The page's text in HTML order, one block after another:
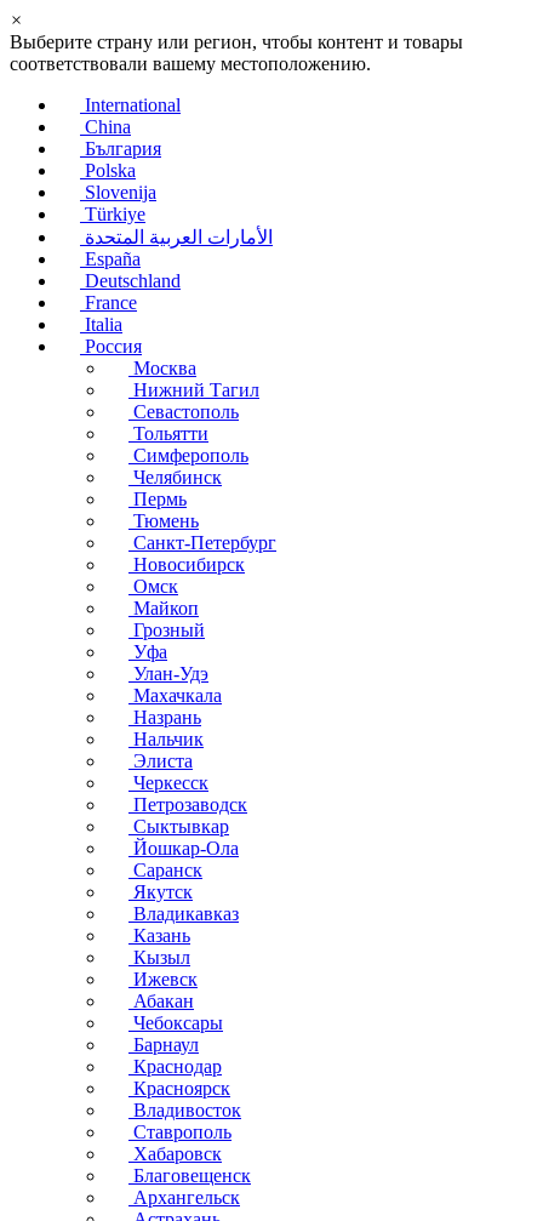
×
Выберите страну или регион, чтобы контент и товары
соответствовали вашему местоположению.
International
China
България
Polska
Slovenija
Türkiye
الأمارات العربية المتحدة
España
Deutschland
France
Italia
Россия
Москва
Нижний Тагил
Севастополь
Тольятти
Симферополь
Челябинск
Пермь
Тюмень
Санкт-Петербург
Новосибирск
Омск
Майкоп
Грозный
Уфа
Улан-Удэ
Махачкала
Назрань
Нальчик
Элиста
Черкесск
Петрозаводск
Сыктывкар
Йошкар-Ола
Саранск
Якутск
Владикавказ
Казань
Кызыл
Ижевск
Абакан
Чебоксары
Барнаул
Краснодар
Красноярск
Владивосток
Ставрополь
Хабаровск
Благовещенск
Архангельск